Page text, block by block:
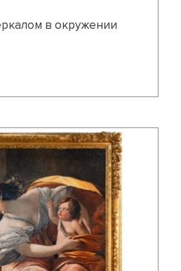
в окружении